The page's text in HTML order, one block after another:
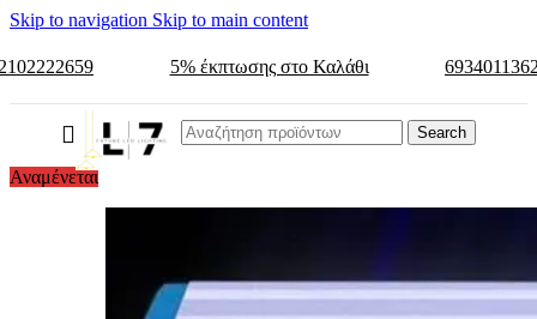
Skip to navigation Skip to main content
5% έκπτωσης στο Καλάθι
Search
Αναμένεται